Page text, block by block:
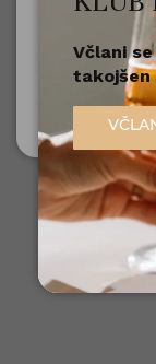
Včlani
takojšen